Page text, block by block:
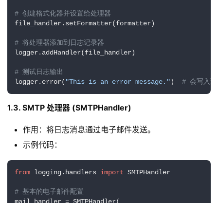
# 创建格式化器并设置给处理器
file_handler.setFormatter(formatter)
# 将处理器添加到日志记录器
logger.addHandler(file_handler)
# 测试日志输出
logger.error( "This is an error message.") # 会写入
1.3. SMTP 处理器 (SMTPHandler)
作用：将日志消息通过电子邮件发送。
示例代码：
from logging.handlers import SMTPHandler
# 基本的电子邮件配置